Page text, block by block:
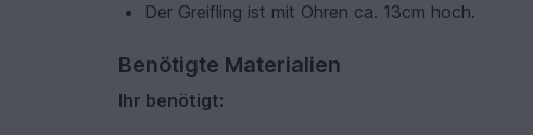
Der Greifling ist mit Ohren ca. 13cm hoch.
Benötigte Materialien
Ihr benötigt: